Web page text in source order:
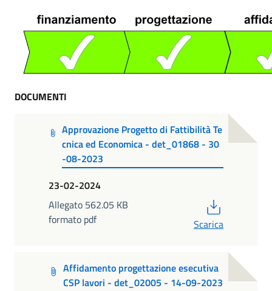
DOCUMENTI
Approvazione Progetto di Fattibilità Te
cnica ed Economica - det_01868 - 30
-08-2023
23-02-2024
Allegato 562.05 KB
formato pdf
Scarica
Affidamento progettazione esecutiva
CSP lavori - det_02005 - 14-09-2023